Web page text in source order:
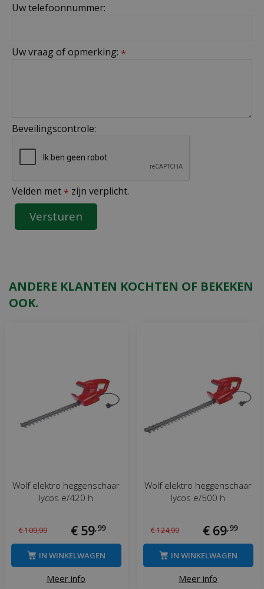
Uw telefoonnummer:
Uw vraag of opmerking: *
Beveilingscontrole:
Velden met * zijn verplicht.
ANDERE KLANTEN KOCHTEN OF BEKEKEN
OOK.
Wolf elektro heggenschaar
lycos e/420 h
€109,99 € 59,99
Meer info
IN WINKELWAGEN
Wolf elektro heggenschaar
lycos e/500 h
€124,99 € 69,99
Meer info
IN WINKELWAGEN